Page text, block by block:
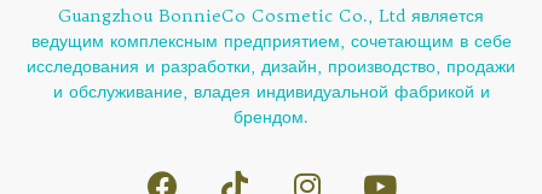
Guangzhou BonnieCo Cosmetic Co., Ltd является
ведущим комплексным предприятием, сочетающим в себе
исследования и разработки, дизайн, производство, продажи
и обслуживание, владея индивидуальной фабрикой и
брендом.